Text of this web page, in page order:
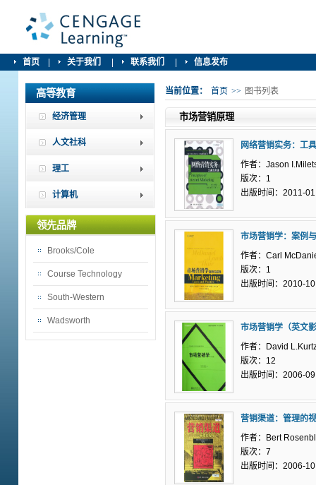
首页 关于我们 联系我们 信息发布
高等教育
经济管理
人文社科
理工
计算机
领先品牌
Brooks/Cole
Course Technology
South-Western
Wadsworth
当前位置： 首页 >> 图书列表
市场营销原理
网络营销实务：工
作者：Jason
版次：1
出版时间：2011-01
市场营销学：案例
作者：Carl
版次：1
出版时间：2010-10
市场营销学（英文
作者：David
版次：12
出版时间：2006-09
营销渠道：管理的
作者：Bert
版次：7
出版时间：2006-10